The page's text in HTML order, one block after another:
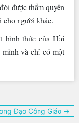
được thẩm quyền
cho người khác.
hình thức của Hồi
mình và chỉ có một
Đạo Công Giáo →